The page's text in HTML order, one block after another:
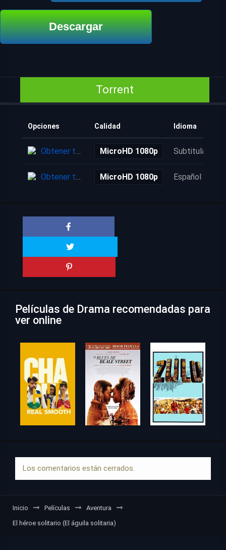
Descargar
Torrent
Opciones Calidad Idioma
Obtener torrent MicroHD 1080p Subtitulada
Obtener torrent MicroHD 1080p Español
Películas de Drama recomendadas para
ver online
Los comentarios están cerrados.
Inicio Películas
Aventura
El héroe solitario (El águila solitaria)